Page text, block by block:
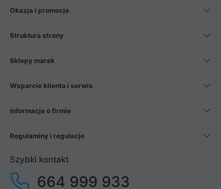
Okazja i promocja
Struktura strony
Sklepy marek
Wsparcie klienta i serwis
Informacje o firmie
Regulaminy i regulacje
Szybki kontakt
664 999 933